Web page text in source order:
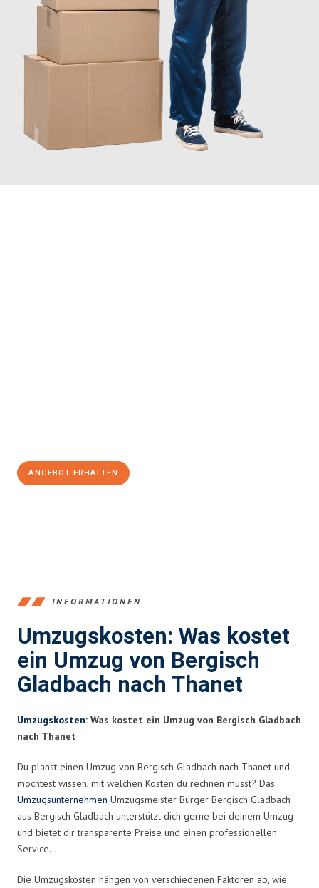
ANGEBOT ERHALTEN
INFORMATIONEN
Umzugskosten: Was kostet
ein Umzug von Bergisch
Gladbach nach Thanet
Umzugskosten: Was kostet ein Umzug von Bergisch Gladbach
nach Thanet
Du planst einen Umzug von Bergisch Gladbach nach Thanet und
möchtest wissen, mit welchen Kosten du rechnen musst? Das
Umzugsunternehmen Umzugsmeister Bürger Bergisch Gladbach
aus Bergisch Gladbach unterstützt dich gerne bei deinem Umzug
und bietet dir transparente Preise und einen professionellen
Service.
Die Umzugskosten hängen von verschiedenen Faktoren ab, wie